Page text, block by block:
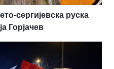
сергијевска руска
Горјачев